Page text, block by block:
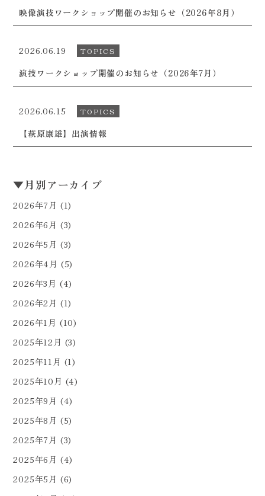
映像演技ワークショップ開催のお知らせ（2026年8月）
2026.06.19 TOPICS
演技ワークショップ開催のお知らせ（2026年7月）
2026.06.15 TOPICS
【萩原康雄】出演情報
▼月別アーカイブ
2026年7月 (1)
2026年6月 (3)
2026年5月 (3)
2026年4月 (5)
2026年3月 (4)
2026年2月 (1)
2026年1月 (10)
2025年12月 (3)
2025年11月 (1)
2025年10月 (4)
2025年9月 (4)
2025年8月 (5)
2025年7月 (3)
2025年6月 (4)
2025年5月 (6)